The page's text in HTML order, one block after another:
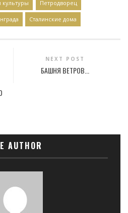
Петродворец
Сталинские дома
NEXT POST
БАШНЯ ВЕТРОВ...
AUTHOR